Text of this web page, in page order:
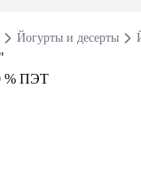
Йогурты и десерты